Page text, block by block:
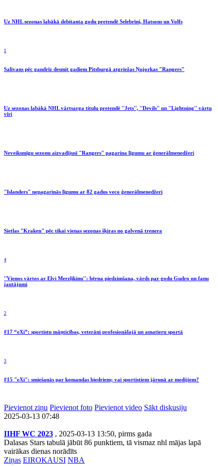
Uz NHL sezonas labākā debitanta godu pretendē Selebrīni, Hatsons un Volfs
1
Salivans pēc gandrīz desmit gadiem Pitsburgā atgriežas Ņujorkas "Rangers"
Uz sezonas labākā NHL vārtsarga titulu pretendē ''Jets'', ''Devils'' un ''Lightning'' vārtu
vīri
Neveiksmīgu sezonu aizvadījusī "Rangers" pagarina līgumu ar ģenerālmenedžeri
"Islanders" nepagarinās līgumu ar 82 gadus veco ģenerālmenedžeri
Sietlas "Kraken" pēc tikai vienas sezonas šķiras no galvenā trenera
4
''Vienos vārtos ar Elvi Merzļikinu'': bērna piedzimšana, vārds par godu Gudro un fanu
jautājumi
2
#17 “eXi”: sportistu māņticības, veterāni profesionālajā un amatieru sportā
3
#15 "eXi": smiešanās par komandas biedriem; vai sportistiem jārunā ar medijiem?
Pievienot ziņu Pievienot foto Pievienot video Sākt diskusiju
2025-03-13 07:48
IIHF WC 2023 , 2025-03-13 13:50, pirms gada
Dalasas Stars tabulā jābūt 86 punktiem, tā vismaz nhl mājas lapā
vairākas dienas norādīts
Ziņas EIROKAUSI NBA